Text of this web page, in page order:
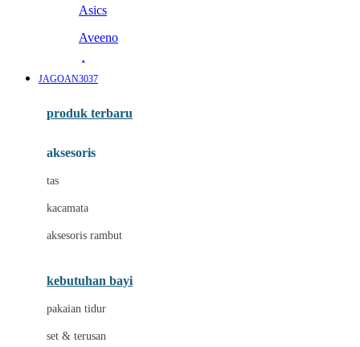
Asics
Aveeno
Awan
Baabaasheepz
Baby Dove
Baby Jogger
JAGOAN3037
produk terbaru
aksesoris
tas
kacamata
aksesoris rambut
kebutuhan bayi
pakaian tidur
set & terusan